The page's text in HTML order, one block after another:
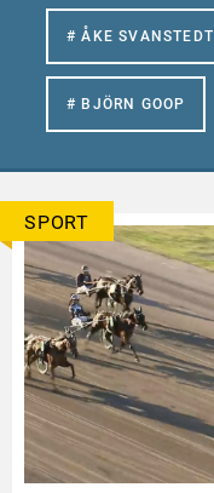
# ÅKE SVANSTEDT
# BJÖRN GOOP
SPORT